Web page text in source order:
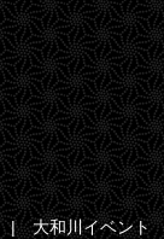
大和川イベント